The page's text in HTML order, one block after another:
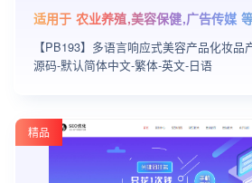
适用于 农业养殖,美容保健,广告传媒
【PB193】多语言响应式美容产品化妆
源码-默认简体中文-繁体-英文-日语
精品